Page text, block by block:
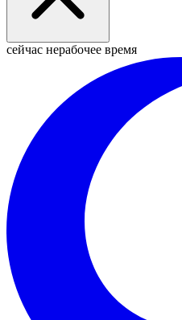
сейчас нерабочее время